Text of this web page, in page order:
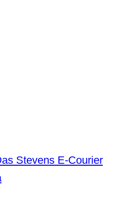
Stevens E-Courier